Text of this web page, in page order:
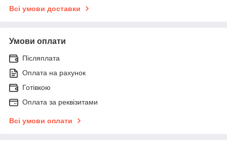
Всі умови доставки
Умови оплати
Післяплата
Оплата на рахунок
Готівкою
Оплата за реквізитами
Всі умови оплати